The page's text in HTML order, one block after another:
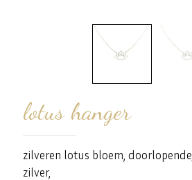
lotus hanger
zilveren lotus bloem,
zilver,